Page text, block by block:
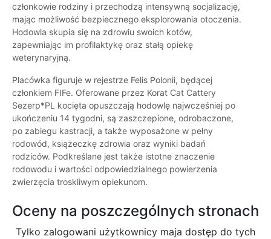
członkowie rodziny i przechodzą intensywną socjalizację,
mając możliwość bezpiecznego eksplorowania otoczenia.
Hodowla skupia się na zdrowiu swoich kotów,
zapewniając im profilaktykę oraz stałą opiekę
weterynaryjną.
Placówka figuruje w rejestrze Felis Polonii, będącej
członkiem FIFe. Oferowane przez Korat Cat Cattery
Sezerp*PL kocięta opuszczają hodowlę najwcześniej po
ukończeniu 14 tygodni, są zaszczepione, odrobaczone,
po zabiegu kastracji, a także wyposażone w pełny
rodowód, książeczkę zdrowia oraz wyniki badań
rodziców. Podkreślane jest także istotne znaczenie
rodowodu i wartości odpowiedzialnego powierzenia
zwierzęcia troskliwym opiekunom.
Oceny na poszczególnych stronach
Tylko zalogowani użytkownicy maja dostęp do tych